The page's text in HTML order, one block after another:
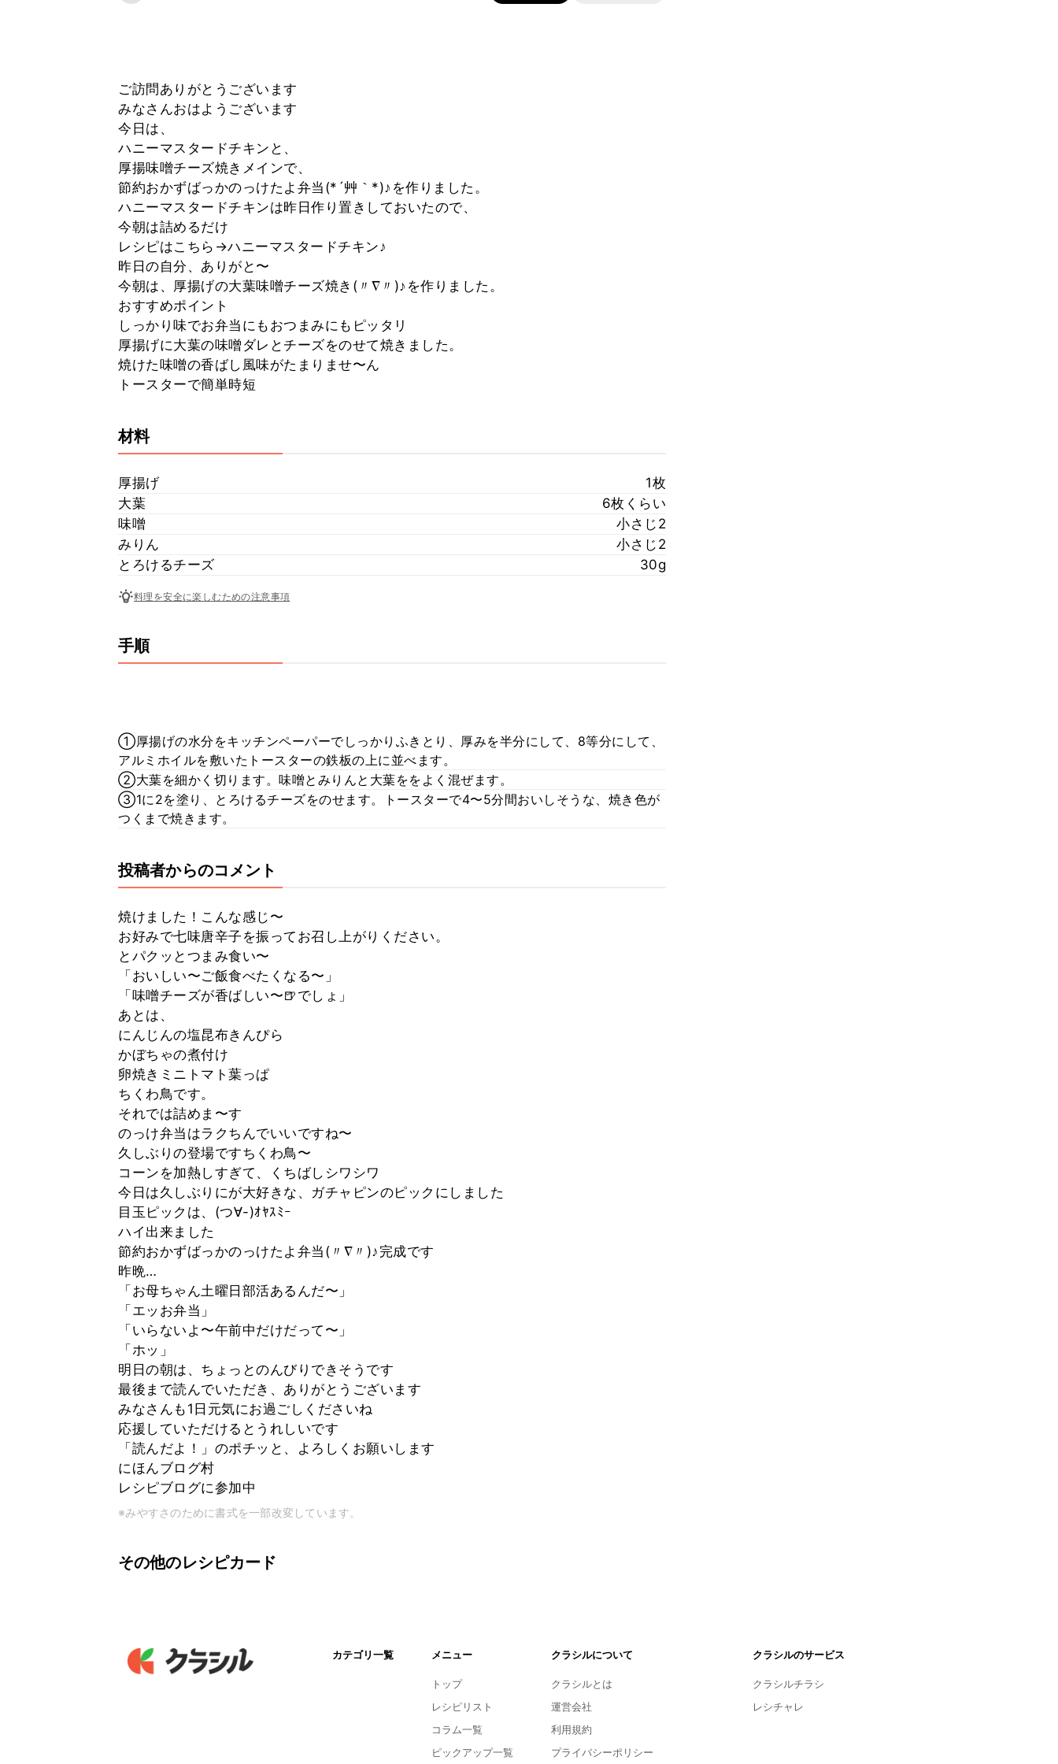
ご訪問ありがとうございます
みなさんおはようございます
今日は、
ハニーマスタードチキンと、
厚揚味噌チーズ焼きメインで、
節約おかずばっかのっけたよ弁当(*´艸｀*)♪を作りました。
ハニーマスタードチキンは昨日作り置きしておいたので、
今朝は詰めるだけ
レシピはこちら→ハニーマスタードチキン♪
昨日の自分、ありがと〜
今朝は、厚揚げの大葉味噌チーズ焼き(〃∇〃)♪を作りました。
おすすめポイント
しっかり味でお弁当にもおつまみにもピッタリ
厚揚げに大葉の味噌ダレとチーズをのせて焼きました。
焼けた味噌の香ばし風味がたまりませ〜ん
トースターで簡単時短
材料
厚揚げ
1枚
大葉
6枚くらい
味噌
小さじ2
みりん
小さじ2
とろけるチーズ
30g
料理を安全に楽しむための注意事項
手順
①厚揚げの水分をキッチンペーパーでしっかりふきとり、厚みを半分にして、8等分にして、
アルミホイルを敷いたトースターの鉄板の上に並べます。
②大葉を細かく切ります。味噌とみりんと大葉ををよく混ぜます。
③1に2を塗り、とろけるチーズをのせます。トースターで4〜5分間おいしそうな、焼き色が
つくまで焼きます。
投稿者からのコメント
焼けました！こんな感じ〜
お好みで七味唐辛子を振ってお召し上がりください。
とパクッとつまみ食い〜
「おいしい〜ご飯食べたくなる〜」
「味噌チーズが香ばしい〜🍺でしょ」
あとは、
にんじんの塩昆布きんぴら
かぼちゃの煮付け
卵焼きミニトマト葉っぱ
ちくわ鳥です。
それでは詰めま〜す
のっけ弁当はラクちんでいいですね〜
久しぶりの登場ですちくわ鳥〜
コーンを加熱しすぎて、くちばしシワシワ
今日は久しぶりにが大好きな、ガチャピンのピックにしました
目玉ピックは、(つ∀-)ｵﾔｽﾐｰ
ハイ出来ました
節約おかずばっかのっけたよ弁当(〃∇〃)♪完成です
昨晩…
「お母ちゃん土曜日部活あるんだ〜」
「エッお弁当」
「いらないよ〜午前中だけだって〜」
「ホッ」
明日の朝は、ちょっとのんびりできそうです
最後まで読んでいただき、ありがとうございます
みなさんも1日元気にお過ごしくださいね
応援していただけるとうれしいです
「読んだよ！」のポチッと、よろしくお願いします
にほんブログ村
レシピブログに参加中
※みやすさのために書式を一部改変しています。
その他のレシピカード
カテゴリ一覧 メニュー
トップ
レシピリスト
コラム一覧
ピックアップ一覧
クラシルについて
クラシルとは
運営会社
利用規約
プライバシーポリシー
クラシルのサービス
クラシルチラシ
レシチャレ